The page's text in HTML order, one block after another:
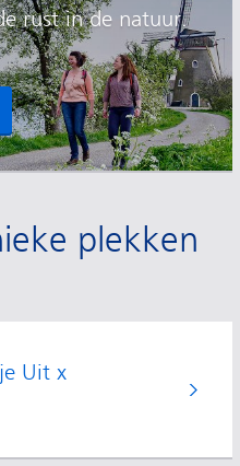
rust in de natuur.
plekken
Uit x